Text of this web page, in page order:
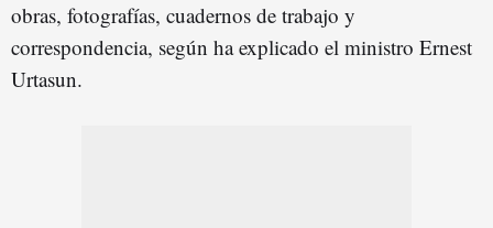
obras, fotografías, cuadernos de trabajo y
correspondencia, según ha explicado el ministro Ernest
Urtasun.